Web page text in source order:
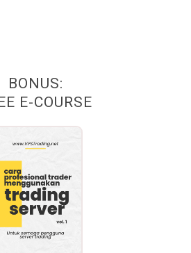
BONUS:
E-COURSE